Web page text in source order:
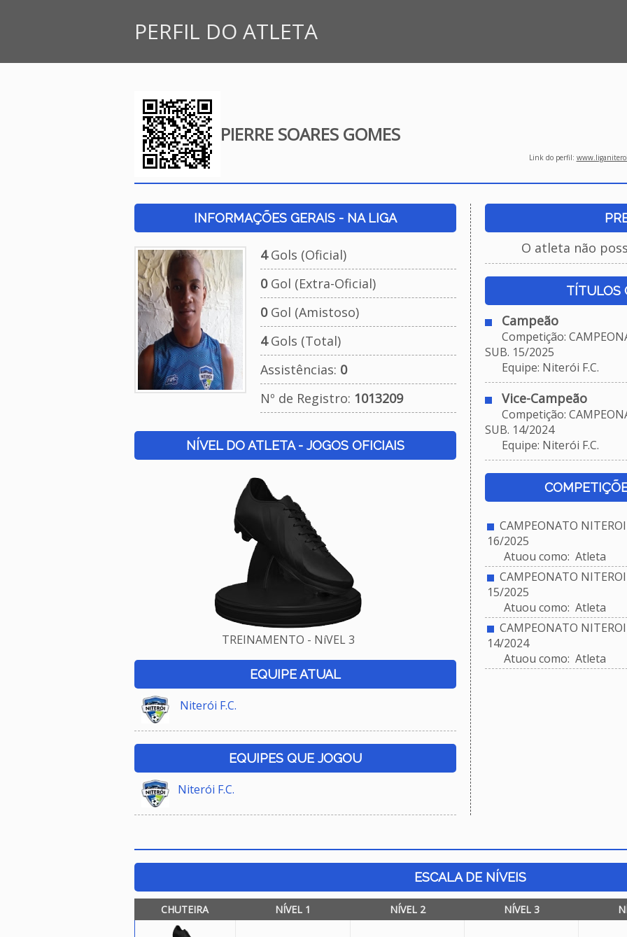
PERFIL DO ATLETA
PIERRE SOARES GOMES
Link do perfil:
INFORMAÇÕES GERAIS - NA LIGA
4Gols (Oficial)
0Gol (Extra-Oficial)
0Gol (Amistoso)
4Gols (Total)
Assistências: 0
Nº de Registro: 1013209
NÍVEL DO ATLETA - JOGOS OFICIAIS
TREINAMENTO - NíVEL 3
EQUIPE ATUAL
Niterói F.C.
EQUIPES QUE JOGOU
Niterói F.C.
O atleta não
TÍTULOS
Campeão
Competição:
SUB. 15/2025
Equipe: Niterói F.C.
Vice-Campeão
Competição:
SUB. 14/2024
Equipe: Niterói F.C.
CAMPEONATO
16/2025
Atuou como: Atleta
CAMPEONATO
15/2025
Atuou como: Atleta
CAMPEONATO
14/2024
Atuou como: Atleta
ESCALA DE NÍVEIS
CHUTEIRA NÍVEL 1 NÍVEL 2 NÍVEL 3